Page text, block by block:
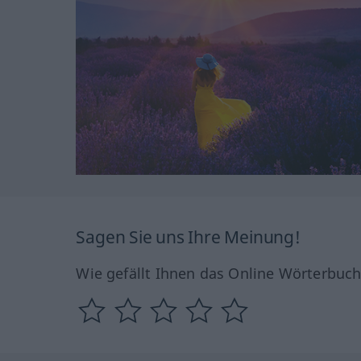
Sagen Sie uns Ihre Meinung!
Wie gefällt Ihnen das Online